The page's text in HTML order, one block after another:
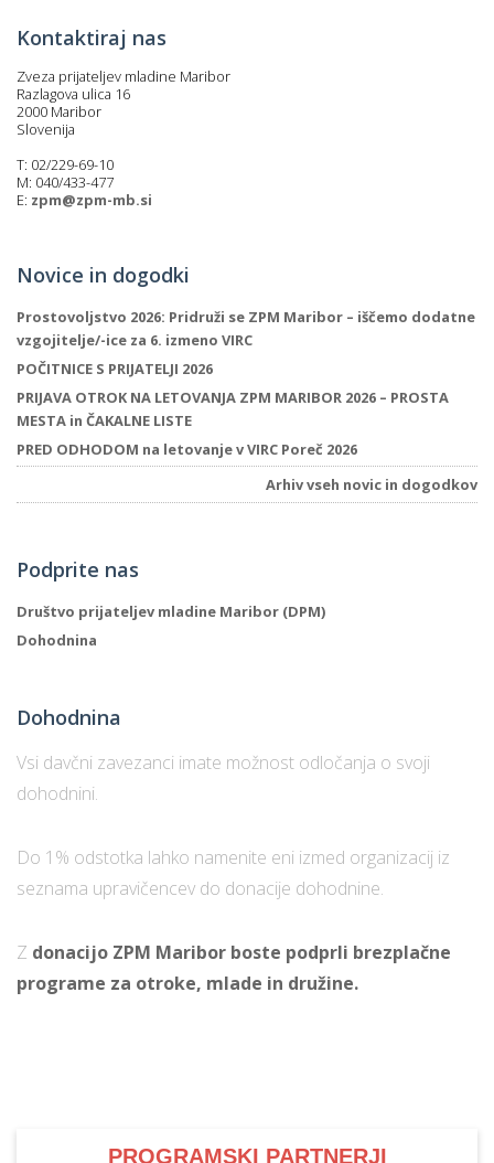
Kontaktiraj nas
Zveza prijateljev mladine Maribor
Razlagova ulica 16
2000 Maribor
Slovenija
T: 02/229-69-10
M: 040/433-477
E: zpm@zpm-mb.si
Novice in dogodki
Prostovoljstvo 2026: Pridruži se ZPM Maribor – iščemo dodatne
vzgojitelje/-ice za 6. izmeno VIRC
POČITNICE S PRIJATELJI 2026
PRIJAVA OTROK NA LETOVANJA ZPM MARIBOR 2026 – PROSTA
MESTA in ČAKALNE LISTE
PRED ODHODOM na letovanje v VIRC Poreč 2026
Arhiv vseh novic in dogodkov
Podprite nas
Društvo prijateljev mladine Maribor (DPM)
Dohodnina
Dohodnina
Vsi davčni zavezanci imate možnost odločanja o svoji
dohodnini.
Do 1% odstotka lahko namenite eni izmed organizacij iz
seznama upravičencev do donacije dohodnine.
Z donacijo ZPM Maribor boste podprli brezplačne
programe za otroke, mlade in družine.
PROGRAMSKI PARTNERJI